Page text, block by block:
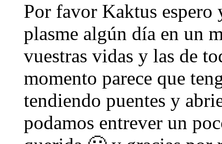
Por favor Kaktus espero
plasme algún día en un
vuestras vidas y las de
momento parece que
tendiendo puentes y
podamos entrever un